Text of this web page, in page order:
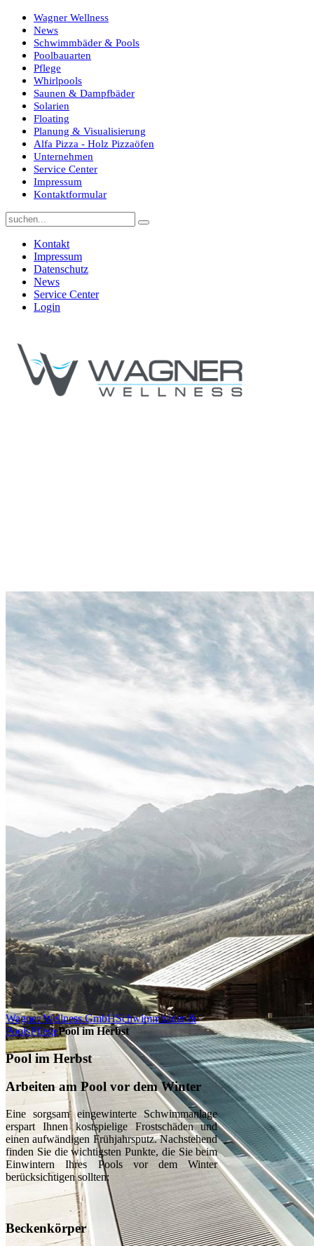
Wagner Wellness
News
Schwimmbäder & Pools
Poolbauarten
Pflege
Whirlpools
Saunen & Dampfbäder
Solarien
Floating
Planung & Visualisierung
Alfa Pizza - Holz Pizzaöfen
Unternehmen
Service Center
Impressum
Kontaktformular
Kontakt
Impressum
Datenschutz
News
Service Center
Login
Wagner Wellness GmbHSchwimmbäder &
PoolsPflegePool im Herbst
Pool im Herbst
Arbeiten am Pool vor dem Winter
Eine sorgsam eingewinterte Schwimmanlage
erspart Ihnen kostspielige Frostschäden und
einen aufwändigen Frühjahrsputz. Nachstehend
finden Sie die wichtigsten Punkte, die Sie beim
Einwintern Ihres Pools vor dem Winter
berücksichtigen sollten:
Beckenkörper